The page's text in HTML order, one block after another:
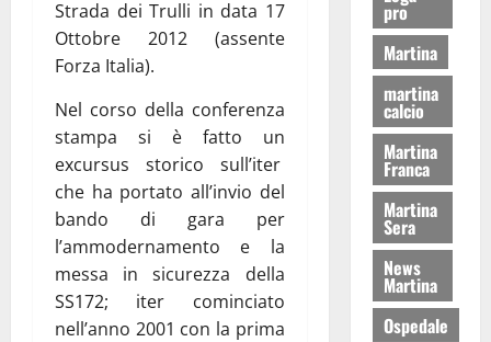
Strada dei Trulli in data 17
Ottobre 2012 (assente
Forza Italia).
Nel corso della conferenza
stampa si è fatto un
excursus storico sull’iter
che ha portato all’invio del
bando di gara per
l’ammodernamento e la
messa in sicurezza della
SS172; iter cominciato
nell’anno 2001 con la prima
pro
Martina
martina
calcio
Martina
Franca
Martina
Sera
News
Martina
Ospedale